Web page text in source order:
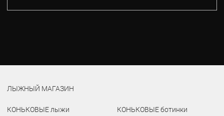
ЛЫЖНЫЙ МАГАЗИН
КОНЬКОВЫЕ лыжи
КОНЬКОВЫЕ ботинки